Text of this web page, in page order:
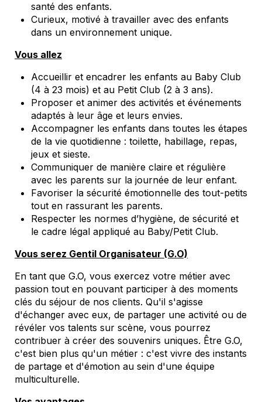
santé des enfants.
Curieux, motivé à travailler avec des enfants
dans un environnement unique.
Vous allez
Accueillir et encadrer les enfants au Baby Club
(4 à 23 mois) et au Petit Club (2 à 3 ans).
Proposer et animer des activités et événements
adaptés à leur âge et leurs envies.
Accompagner les enfants dans toutes les étapes
de la vie quotidienne : toilette, habillage, repas,
jeux et sieste.
Communiquer de manière claire et régulière
avec les parents sur la journée de leur enfant.
Favoriser la sécurité émotionnelle des tout-petits
tout en rassurant les parents.
Respecter les normes d’hygiène, de sécurité et
le cadre légal appliqué au Baby/Petit Club.
Vous serez Gentil Organisateur (G.O)
En tant que G.O, vous exercez votre métier avec
passion tout en pouvant participer à des moments
clés du séjour de nos clients. Qu'il s'agisse
d'échanger avec eux, de partager une activité ou de
révéler vos talents sur scène, vous pourrez
contribuer à créer des souvenirs uniques. Être G.O,
c'est bien plus qu'un métier : c'est vivre des instants
de partage et d'émotion au sein d'une équipe
multiculturelle.